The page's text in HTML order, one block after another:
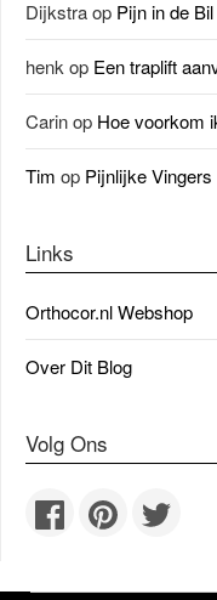
Dijkstraop Pijn in de
henk op Een traplift
Carinop Hoe voorkom
Tim op Pijnlijke Vingers
Links
Orthocor.nl Webshop
Over Dit Blog
Volg Ons